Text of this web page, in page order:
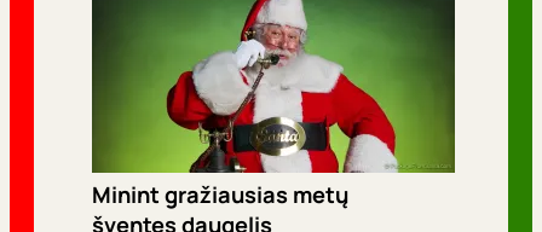
Minint gražiausias metų
šventes daugelis